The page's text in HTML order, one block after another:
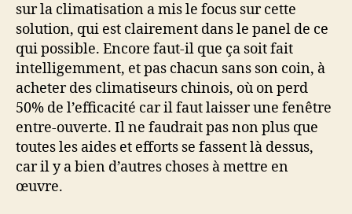
sur la climatisation a mis le focus sur cette
solution, qui est clairement dans le panel de ce
qui possible. Encore faut-il que ça soit fait
intelligemment, et pas chacun sans son coin, à
acheter des climatiseurs chinois, où on perd
50% de l’efficacité car il faut laisser une fenêtre
entre-ouverte. Il ne faudrait pas non plus que
toutes les aides et efforts se fassent là dessus,
car il y a bien d’autres choses à mettre en
œuvre.